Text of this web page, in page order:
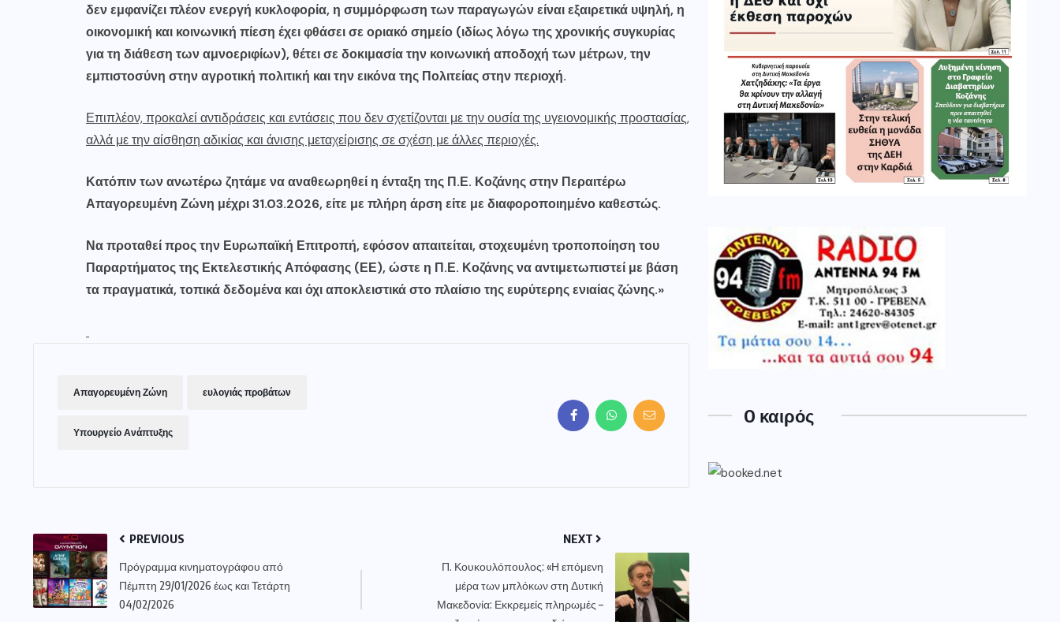
δεν εμφανίζει πλέον ενεργή κυκλοφορία, η συμμόρφωση των παραγωγών είναι εξαιρετικά υψηλή, η
οικονομική και κοινωνική πίεση έχει φθάσει σε οριακό σημείο (ιδίως λόγω της χρονικής συγκυρίας
για τη διάθεση των αμνοεριφίων), θέτει σε δοκιμασία την κοινωνική αποδοχή των μέτρων, την
εμπιστοσύνη στην αγροτική πολιτική και την εικόνα της Πολιτείας στην περιοχή.
Επιπλέον, προκαλεί αντιδράσεις και εντάσεις που δεν σχετίζονται με την ουσία της υγειονομικής προστασίας,
αλλά με την αίσθηση αδικίας και άνισης μεταχείρισης σε σχέση με άλλες περιοχές.
Κατόπιν των ανωτέρω ζητάμε να αναθεωρηθεί η ένταξη της Π.Ε. Κοζάνης στην Περαιτέρω
Απαγορευμένη Ζώνη μέχρι 31.03.2026, είτε με πλήρη άρση είτε με διαφοροποιημένο καθεστώς.
Να προταθεί προς την Ευρωπαϊκή Επιτροπή, εφόσον απαιτείται, στοχευμένη τροποποίηση του
Παραρτήματος της Εκτελεστικής Απόφασης (ΕΕ), ώστε η Π.Ε. Κοζάνης να αντιμετωπιστεί με βάση
τα πραγματικά, τοπικά δεδομένα και όχι αποκλειστικά στο πλαίσιο της ευρύτερης ενιαίας ζώνης.»
Απαγορευμένη Ζώνη ευλογιάς προβάτων
Υπουργείο Ανάπτυξης
PREVIOUS
Πρόγραμμα κινηματογράφου από
Πέμπτη 29/01/2026 έως και Τετάρτη
04/02/2026
NEXT
Π. Κουκουλόπουλος: «Η επόμενη
μέρα των μπλόκων στη Δυτική
Μακεδονία: Εκκρεμείς πληρωμές –
O καιρός